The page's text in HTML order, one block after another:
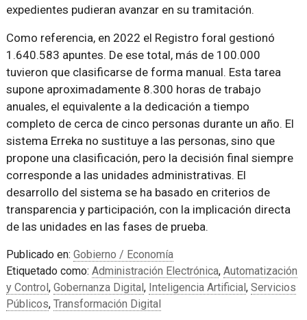
expedientes pudieran avanzar en su tramitación.
Como referencia, en 2022 el Registro foral gestionó
1.640.583 apuntes. De ese total, más de 100.000
tuvieron que clasificarse de forma manual. Esta tarea
supone aproximadamente 8.300 horas de trabajo
anuales, el equivalente a la dedicación a tiempo
completo de cerca de cinco personas durante un año. El
sistema Erreka no sustituye a las personas, sino que
propone una clasificación, pero la decisión final siempre
corresponde a las unidades administrativas. El
desarrollo del sistema se ha basado en criterios de
transparencia y participación, con la implicación directa
de las unidades en las fases de prueba.
Publicado en: Gobierno / Economía
Etiquetado como: Administración Electrónica, Automatización
y Control, Gobernanza Digital, Inteligencia Artificial, Servicios
Públicos, Transformación Digital